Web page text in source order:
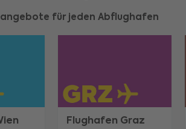
für jeden Abflughafen
Flughafen Graz